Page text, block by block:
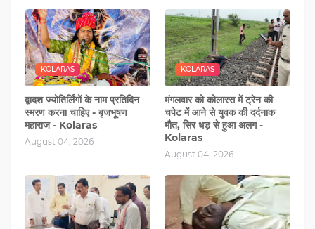
KOLARAS
द्वादश ज्योतिर्लिंगों के नाम प्रतिदिन
स्मरण करना चाहिए - बृजभूषण
महाराज - Kolaras
August 04, 2026
KOLARAS
मंगलवार को कोलारस में ट्रेन की
चपेट में आने से युवक की दर्दनाक
मौत, सिर धड़ से हुआ अलग -
Kolaras
August 04, 2026